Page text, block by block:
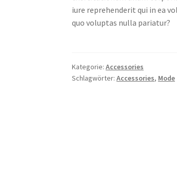
iure reprehenderit qui in ea
quo voluptas nulla pariatur?
Kategorie:Accessories
Schlagwörter:Accessories, Mode